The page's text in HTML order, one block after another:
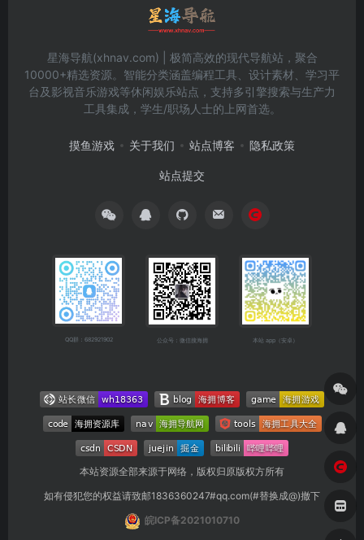
星海导航(xhnav.com) | 极简高效的现代导航站，聚合
10000+精选资源。智能分类涵盖编程工具、设计素材、学习平
台及影视音乐游戏等休闲娱乐站点，支持多引擎搜索与生产力
工具集成，学生/职场人士的上网首选。
摸鱼游戏 关于我们 站点博客 隐私政策
站点提交
QQ群：682921902 公众号：微信搜海拥 本站 app（安卓）
本站资源全部来源于网络，版权归原版权方所有
如有侵犯您的权益请致邮1836360247#qq.com(#替换成@)撤下
皖ICP备2021010710